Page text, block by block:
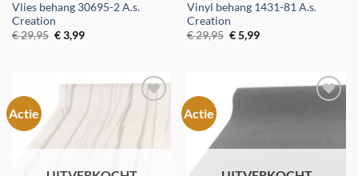
Vlies behang 30695-2 A.s.
Creation
€29,95 Oorspronkelijke
prijs
€3,99Huidige
Vinyl behang 1431-81 A.s.
Creation
€29,95 Oorspronkelijke
prijs
€5,99Huidige
Actie
Toevoegen
verlanglijst
Actie